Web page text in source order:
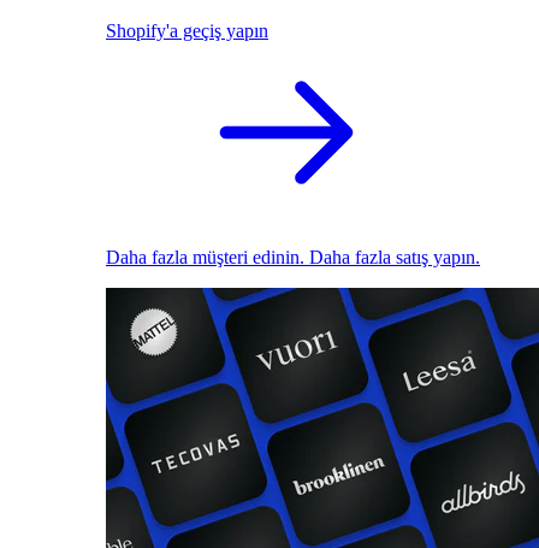
Shopify'a geçiş yapın
Daha fazla müşteri edinin. Daha fazla satış yapın.